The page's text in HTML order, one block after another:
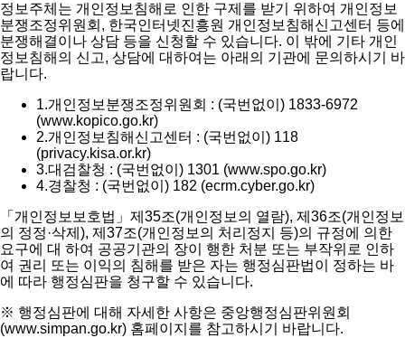
정보주체는 개인정보침해로 인한 구제를 받기 위하여 개인정보
분쟁조정위원회, 한국인터넷진흥원 개인정보침해신고센터 등에
분쟁해결이나 상담 등을 신청할 수 있습니다. 이 밖에 기타 개인
정보침해의 신고, 상담에 대하여는 아래의 기관에 문의하시기 바
랍니다.
1.개인정보분쟁조정위원회 : (국번없이) 1833-6972
(www.kopico.go.kr)
2.개인정보침해신고센터 : (국번없이) 118
(privacy.kisa.or.kr)
3.대검찰청 : (국번없이) 1301 (www.spo.go.kr)
4.경찰청 : (국번없이) 182 (ecrm.cyber.go.kr)
「개인정보보호법」제35조(개인정보의 열람), 제36조(개인정보
의 정정·삭제), 제37조(개인정보의 처리정지 등)의 규정에 의한
요구에 대 하여 공공기관의 장이 행한 처분 또는 부작위로 인하
여 권리 또는 이익의 침해를 받은 자는 행정심판법이 정하는 바
에 따라 행정심판을 청구할 수 있습니다.
※ 행정심판에 대해 자세한 사항은 중앙행정심판위원회
(www.simpan.go.kr) 홈페이지를 참고하시기 바랍니다.